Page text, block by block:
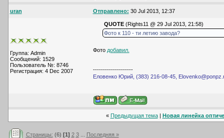
uran Отправлено: 30 Jul 2013, 12:37
Группа: Admin
Сообщений: 1529
Пользователь №: 8746
Регистрация: 4 Dec 2007
QUOTE (Rights11 @ 29 Jul 2013, 21:58)
Фото к 110 - ти летию завода?
Фото добавил.
--------------------
Еловенко Юрий, (383) 216-08-45,
« Предыдущая тема| Новая линейка
Страницы: (6) [1] 2 3... Последняя »